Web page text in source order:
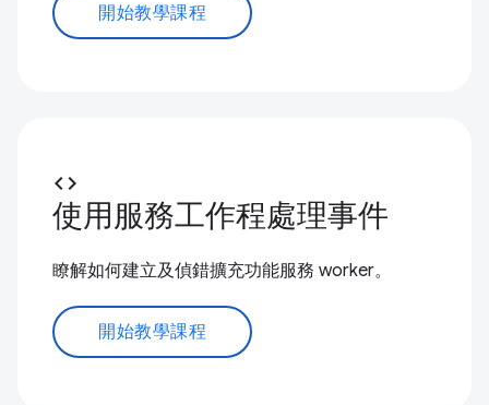
開始教學課程
code
使用服務工作程處理事件
瞭解如何建立及偵錯擴充功能服務 worker。
開始教學課程